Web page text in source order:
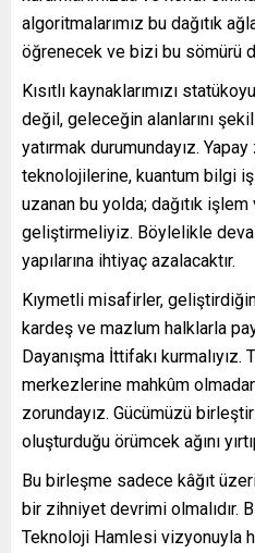
algoritmalarımız bu dağıtık
öğrenecek ve bizi bu sömürü
Kısıtlı kaynaklarımızı
değil, geleceğin alanlarını
yatırmak durumundayız.
teknolojilerine, kuantum bilgi
uzanan bu yolda; dağıtık
geliştirmeliyiz. Böylelikle
yapılarına ihtiyaç azalacaktır.
Kıymetli misafirler,
kardeş ve mazlum halklarla
Dayanışma İttifakı
merkezlerine mahkûm
zorundayız. Gücümüzü
oluşturduğu örümcek ağını
Bu birleşme sadece kâğıt
bir zihniyet devrimi olmalıdır.
Teknoloji Hamlesi vizyonuyla